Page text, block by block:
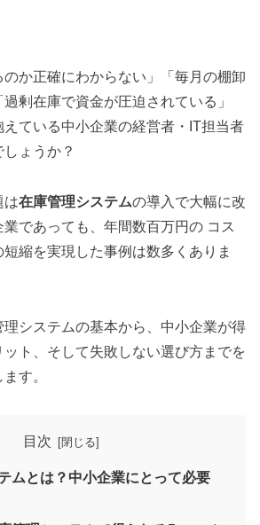
のか正確にわからない」「毎月の棚卸
剰在庫で資金が圧迫されている」
ている中小企業の経営者・IT担当者
ょうか？
は在庫管理システムの導入で大幅に改
であっても、年間数百万円の コス
短縮を実現した事例は数多くありま
システムの基本から、中小企業が得
ト、そして失敗しない選び方までを
す。
目次
ムとは？中小企業にとって必要